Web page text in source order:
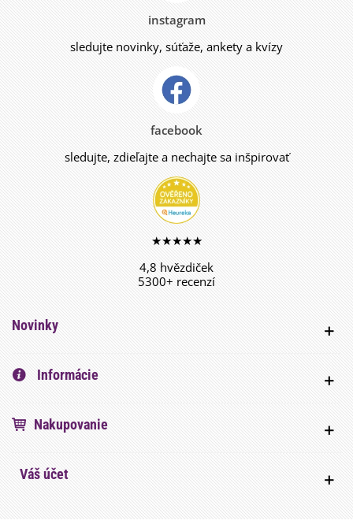
instagram
sledujte novinky, súťaže, ankety a kvízy
facebook
sledujte, zdieľajte a nechajte sa inšpirovať
★★★★★
4,8 hvězdiček
5300+ recenzí
Novinky
Informácie
Nakupovanie
Váš účet